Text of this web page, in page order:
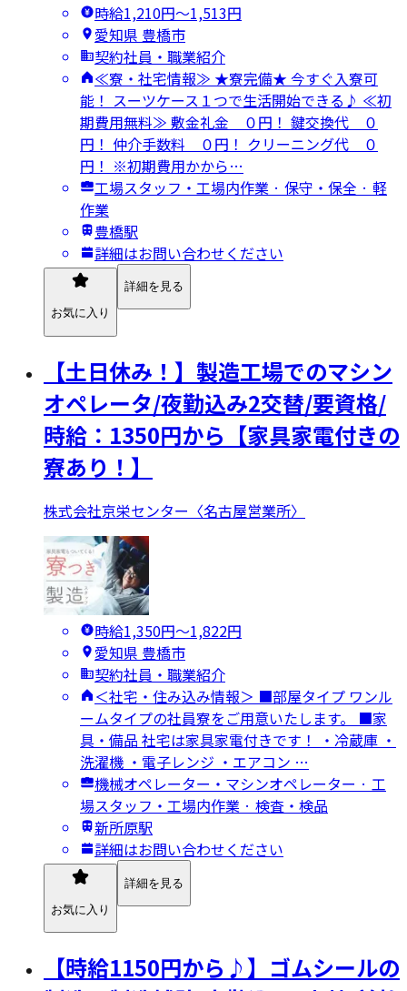
時給1,210円〜1,513円
愛知県 豊橋市
契約社員・職業紹介
≪寮・社宅情報≫ ★寮完備★ 今すぐ入寮可
能！ スーツケース１つで生活開始できる♪ ≪初
期費用無料≫ 敷金礼金 ０円！ 鍵交換代 ０
円！ 仲介手数料 ０円！ クリーニング代 ０
円！ ※初期費用かから…
工場スタッフ・工場内作業 · 保守・保全 · 軽
作業
豊橋駅
詳細はお問い合わせください
お気に入り
詳細を見る
【土日休み！】製造工場でのマシン
オペレータ/夜勤込み2交替/要資格/
時給：1350円から【家具家電付きの
寮あり！】
株式会社京栄センター〈名古屋営業所〉
時給1,350円〜1,822円
愛知県 豊橋市
契約社員・職業紹介
＜社宅・住み込み情報＞ ■部屋タイプ ワンル
ームタイプの社員寮をご用意いたします。 ■家
具・備品 社宅は家具家電付きです！ ・冷蔵庫 ・
洗濯機 ・電子レンジ ・エアコン …
機械オペレーター・マシンオペレーター · 工
場スタッフ・工場内作業 · 検査・検品
新所原駅
詳細はお問い合わせください
お気に入り
詳細を見る
【時給1150円から♪】ゴムシールの